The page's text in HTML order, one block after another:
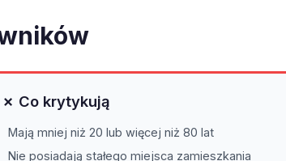
✗ Co krytykują
Mają mniej niż 20 lub więcej niż 80 lat
Nie posiadają stałego miejsca zamieszkania